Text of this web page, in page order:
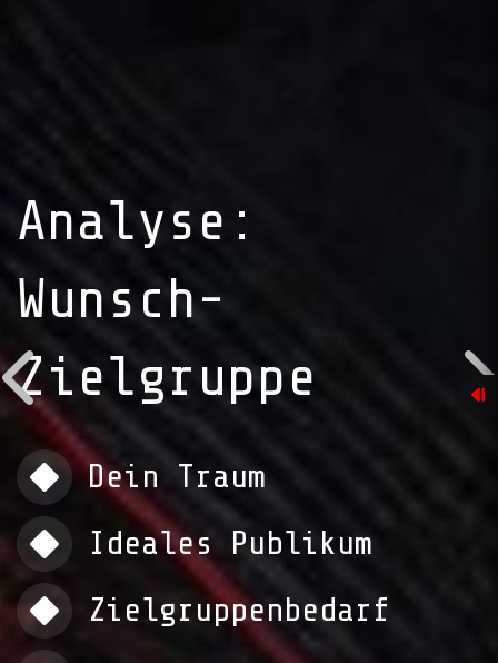
Analyse:
Wunsch-
Zielgruppe
Dein Traum
Ideales Publikum
Zielgruppenbedarf